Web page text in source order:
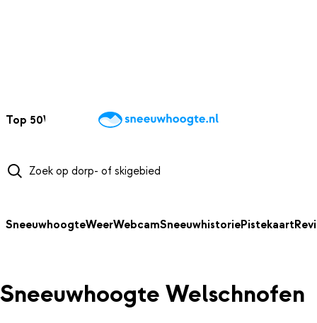
Top 50Webcams WintersportweerKaarten
SneeuwhoogteWeerWebcamSneeuwhistoriePistekaart
Sneeuwhoogte Welschnofen